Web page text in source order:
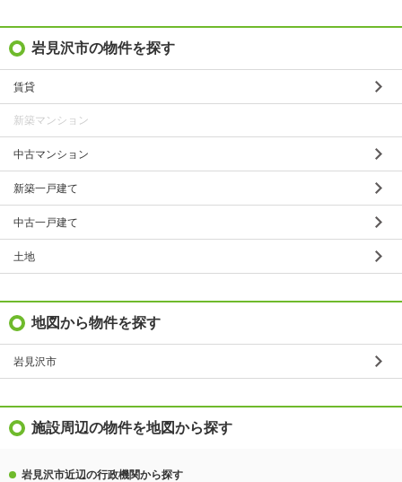
岩見沢市の物件を探す
賃貸
新築マンション
中古マンション
新築一戸建て
中古一戸建て
土地
地図から物件を探す
岩見沢市
施設周辺の物件を地図から探す
岩見沢市近辺の行政機関から探す